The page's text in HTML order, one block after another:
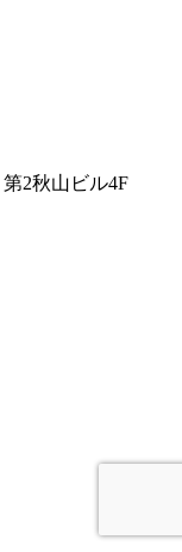
2秋山ビル4F